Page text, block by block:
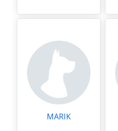
MARIK